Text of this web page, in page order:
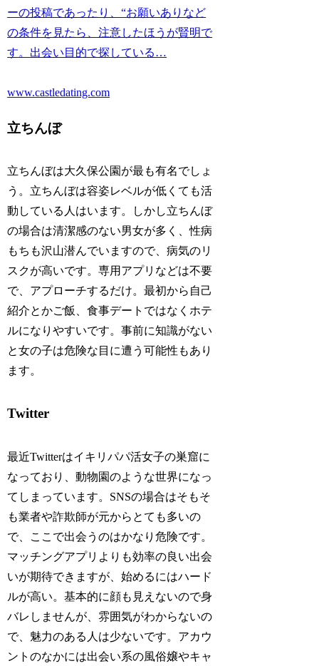
ーの投稿であったり、“お願いありなど
の条件を見たら、注意したほうが賢明で
す。出会い目的で探している…
www.castledating.com
立ちんぼ
立ちんぼは大久保公園が最も有名でしょ
う。立ちんぼは容姿レベルが低くても活
動している人はいます。しかし立ちんぼ
の場合は清潔感のない男女が多く、性病
もちも沢山潜んでいますので、病気のリ
スクが高いです。専用アプリなどは不要
で、アプローチするだけ。最初から自己
紹介とかご飯、食事デートではなくホテ
ルになりやすいです。事前に知識がない
と女の子は危険な目に遭う可能性もあり
ます。
Twitter
最近Twitterはイキリパパ活女子の巣窟に
なっており、動物園のような世界になっ
てしまっています。SNSの場合はそもそ
も業者や詐欺師が元からとても多いの
で、ここで出会うのはかなり危険です。
マッチングアプリよりも効率の良い出会
いが期待できますが、始めるにはハード
ルが高い。基本的に顔も見えないので身
バレしませんが、雰囲気がわからないの
で、魅力のある人は少ないです。アカウ
ントのなかには出会い系の風俗嬢やキャ